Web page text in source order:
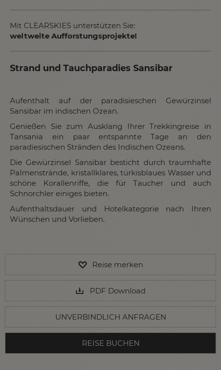
Mit CLEARSKIES unterstützen Sie:
weltweite Aufforstungsprojekte!
Strand und Tauchparadies Sansibar
Aufenthalt auf der paradisieschen Gewürzinsel
Sansibar im indischen Ozean.
Genießen Sie zum Ausklang Ihrer Trekkingreise in
Tansania ein paar entspannte Tage an den
paradiesischen Stränden des Indischen Ozeans.
Die Gewürzinsel Sansibar besticht durch traumhafte
Palmenstrände, kristallklares, türkisblaues Wasser und
schöne Korallenriffe, die für Taucher und auch
Schnorchler einiges bieten.
Aufenthaltsdauer und Hotelkategorie nach Ihren
Wünschen und Vorlieben.
Reise merken
PDF Download
UNVERBINDLICH ANFRAGEN
REISE BUCHEN